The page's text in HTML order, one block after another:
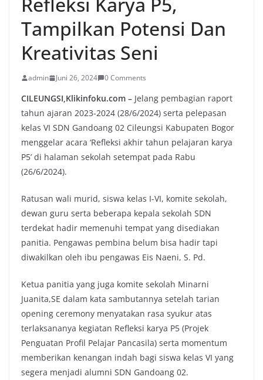
Tampilkan Potensi Dan
Kreativitas Seni
admin Juni 26, 2024 0 Comments
CILEUNGSI,Klikinfoku.com – Jelang pembagian raport
tahun ajaran 2023-2024 (28/6/2024) serta pelepasan
kelas VI SDN Gandoang 02 Cileungsi Kabupaten Bogor
menggelar acara ‘Refleksi akhir tahun pelajaran karya
P5’ di halaman sekolah setempat pada Rabu
(26/6/2024).
Ratusan wali murid, siswa kelas I-VI, komite sekolah,
dewan guru serta beberapa kepala sekolah SDN
terdekat hadir memenuhi tempat yang disediakan
panitia. Pengawas pembina belum bisa hadir tapi
diwakilkan oleh ibu pengawas Eis Naeni, S. Pd.
Ketua panitia yang juga komite sekolah Minarni
Juanita,SE dalam kata sambutannya setelah tarian
opening ceremony menyatakan rasa syukur atas
terlaksananya kegiatan Refleksi karya P5 (Projek
Penguatan Profil Pelajar Pancasila) serta momentum
memberikan kenangan indah bagi siswa kelas VI yang
segera menjadi alumni SDN Gandoang 02.